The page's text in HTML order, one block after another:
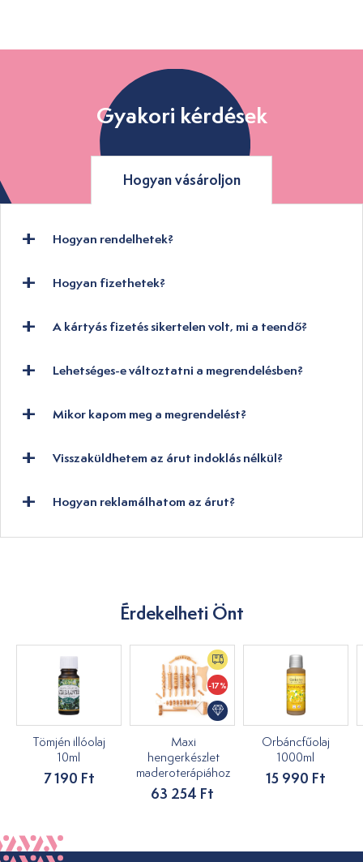
Gyakori kérdések
Hogyan vásároljon
Hogyan rendelhetek?
Hogyan fizethetek?
A kártyás fizetés sikertelen volt, mi a teendő?
Lehetséges-e változtatni a megrendelésben?
Mikor kapom meg a megrendelést?
Visszaküldhetem az árut indoklás nélkül?
Hogyan reklamálhatom az árut?
Érdekelheti Önt
Tömjén illóolaj
10ml
7 190 Ft
-17%
Maxi
hengerkészlet
maderoterápiához
63 254 Ft
Orbáncfűolaj
1000ml
15 990 Ft